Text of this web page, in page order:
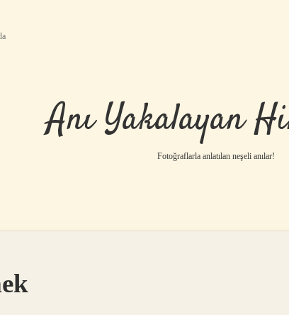
Anı Yakalayan
Fotoğraflarla anlatılan neşeli anılar!